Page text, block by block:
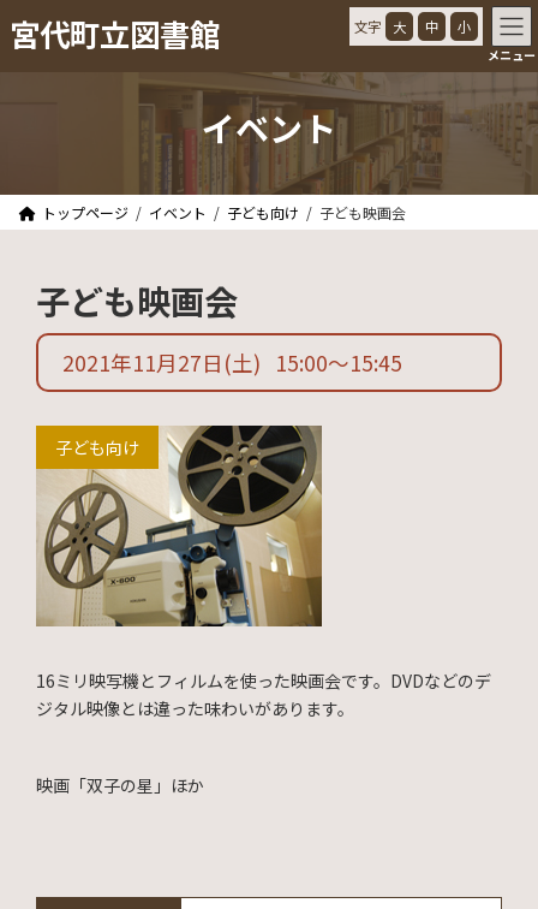
ン
プ
ビ
動
宮代町立図書館 文字 大 中 小
メニュー
イベント
トップページ イベント 子ども向け 子ども映画会
子ども映画会
2021年11月27日 (土) 15:00〜15:45
子ども向け
16ミリ映写機とフィルムを使った映画会です。DVDなどのデ
ジタル映像とは違った味わいがあります。
映画「双子の星」ほか